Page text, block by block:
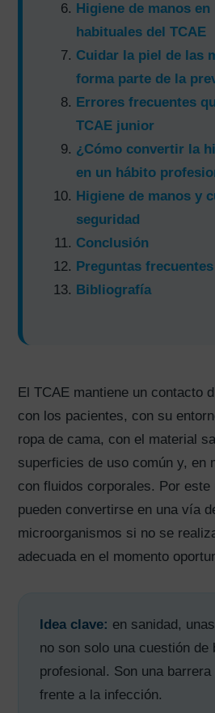
Higiene de manos
habituales del TCAE
Cuidar la piel de las
forma parte de la
Errores frecuentes
TCAE junior
¿Cómo convertir la
en un hábito
Higiene de manos y
seguridad
Conclusión
Preguntas frecuentes
Bibliografía
El TCAE mantiene un contacto
con los pacientes, con su
ropa de cama, con el material
superficies de uso común y, en
con fluidos corporales. Por
pueden convertirse en una vía
microorganismos si no se
adecuada en el momento
Idea clave: en sanidad,
no son solo una cuestión de
profesional. Son una barrera
frente a la infección.